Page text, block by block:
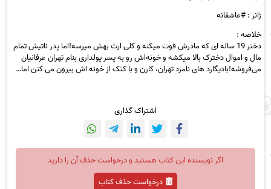
ژانر : #عاشقانه
خلاصه :
دختر 19 ساله ای که مادرش فوت میکنه و کلی ارث بهش میرسه!اما پدر ناتیش تمام
مال و اموال دخترک بالا میکشه و خونه‌اش رو به پسر پولداری بنام تهران عرفانیان
می‌فروشه!بادیگارد های نامزد تهران، کارن و با کتک از خونه اش بیرون می کنن اما…
اشتراک گذاری
اگر نویسنده این کتاب هستید و درخواست حذف آن را دارید
درخواست حذف کتاب